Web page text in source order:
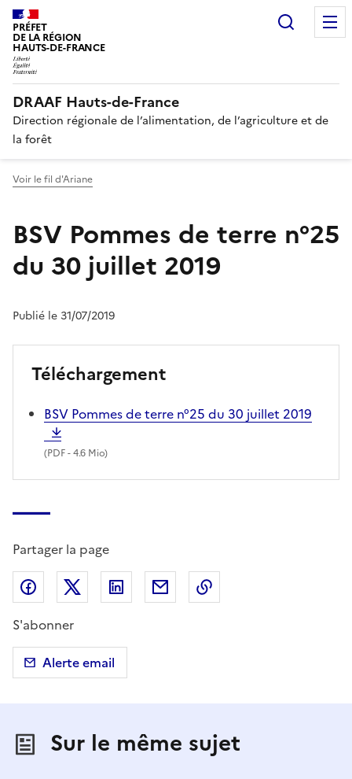
PRÉFET
DE LA RÉGION
HAUTS-DE-FRANCE
DRAAF Hauts-de-France
Direction régionale de l’alimentation, de l’agriculture et de
la forêt
Voir le fil d'Ariane
BSV Pommes de terre n°25
du 30 juillet 2019
Publié le 31/07/2019
Téléchargement
BSV Pommes de terre n°25 du 30 juillet 2019
(PDF- 4.6 Mio)
Partager la page
Partager sur Facebook
Partager sur X (anciennement Twitter)
Partager sur LinkedIn
Partager par email
S'abonner
Alerte email
Sur le même sujet